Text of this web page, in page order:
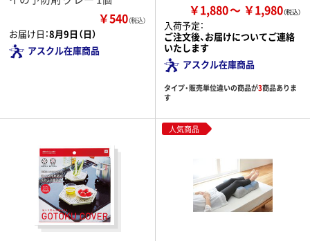
￥540（税込）
お届け日：8月9日（日）
アスクル在庫商品
￥1,880 ￥1,980
入荷予定：
ご注文後、お届けについてご連絡
いたします
アスクル在庫商品
タイプ・販売単位違いの商品が3商品ありま
す
人気商品